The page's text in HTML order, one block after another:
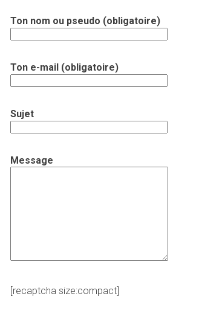
Ton nom ou pseudo (obligatoire)
Ton e-mail (obligatoire)
Sujet
Message
[recaptcha size:compact]